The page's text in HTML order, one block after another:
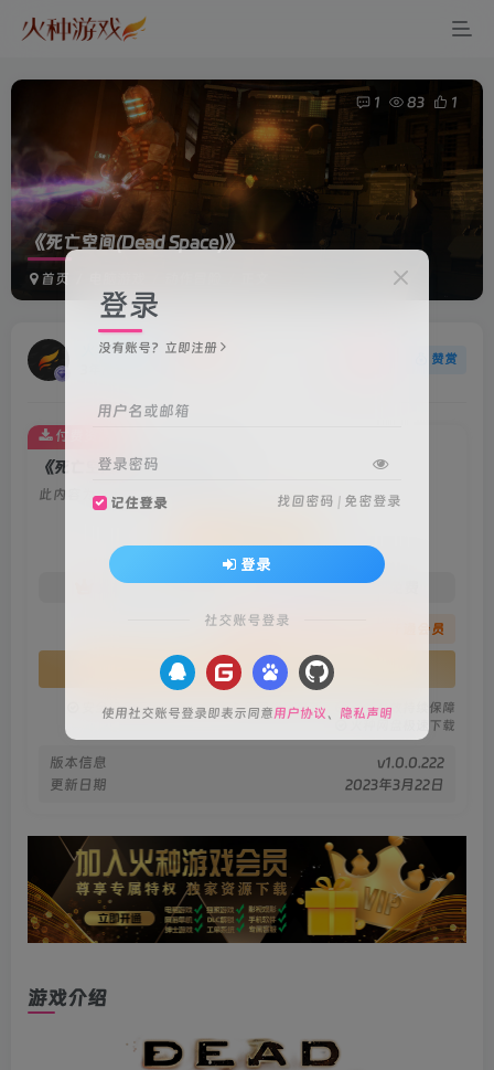
《死亡空间(Dead Space)》
首页
1 83 1
火种游戏 赞赏
《死亡空间(Dead Space)》
此内容为付费资源，请付费后查看
火种黄金会员 免费 火种黑钻会员
您暂无购买权限，请先开通会员
开通会员
安全绿色无毒保障 永久免费稳定更新
资源有效持续保障
火种网盘极速下载
版本信息
v1.0.0.222
更新日期
2023年3月22日
付费资源
游戏介绍
登录
没有账号？立即注册
用户名或邮箱
登录密码
记住登录 找回密码 | 免密登录
登录
社交账号登录
使用社交账号登录即表示同意用户协议、 隐私声明